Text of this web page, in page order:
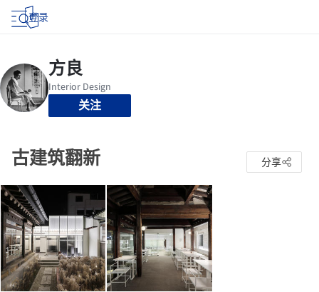
登录
关注
古建筑翻新 分享